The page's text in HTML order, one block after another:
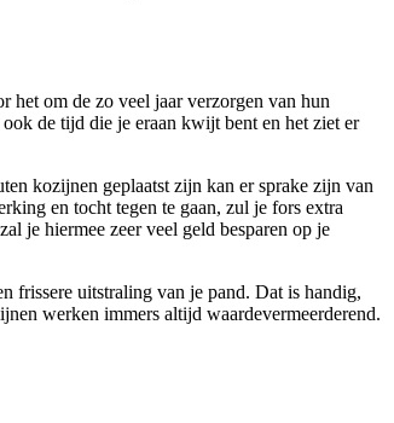
het om de zo veel jaar verzorgen van hun
de tijd die je eraan kwijt bent en het ziet er
kozijnen geplaatst zijn kan er sprake zijn van
en tocht tegen te gaan, zul je fors extra
je hiermee zeer veel geld besparen op je
frissere uitstraling van je pand. Dat is handig,
werken immers altijd waardevermeerderend.